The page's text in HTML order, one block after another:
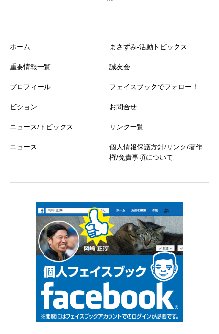
ホーム
重要情報一覧
プロフィール
ビジョン
ニュース/トピックス
ニュース
まさずみ-活動トピックス
誠友会
フェイスブックでフォロー！
お問合せ
リンク一覧
個人情報保護方針/リンク/著作
権/免責事項について